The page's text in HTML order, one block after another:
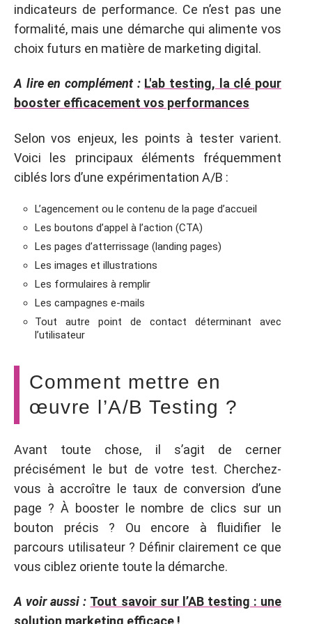
indicateurs de performance. Ce n’est pas une
formalité, mais une démarche qui alimente vos
choix futurs en matière de marketing digital.
A lire en complément : L'ab testing, la clé pour
booster efficacement vos performances
Selon vos enjeux, les points à tester varient.
Voici les principaux éléments fréquemment
ciblés lors d’une expérimentation A/B :
L’agencement ou le contenu de la page d’accueil
Les boutons d’appel à l’action (CTA)
Les pages d’atterrissage (landing pages)
Les images et illustrations
Les formulaires à remplir
Les campagnes e-mails
Tout autre point de contact déterminant avec
l’utilisateur
Comment mettre en
œuvre l’A/B Testing ?
Avant toute chose, il s’agit de cerner
précisément le but de votre test. Cherchez-
vous à accroître le taux de conversion d’une
page ? À booster le nombre de clics sur un
bouton précis ? Ou encore à fluidifier le
parcours utilisateur ? Définir clairement ce que
vous ciblez oriente toute la démarche.
A voir aussi : Tout savoir sur l’AB testing : une
solution marketing efficace !